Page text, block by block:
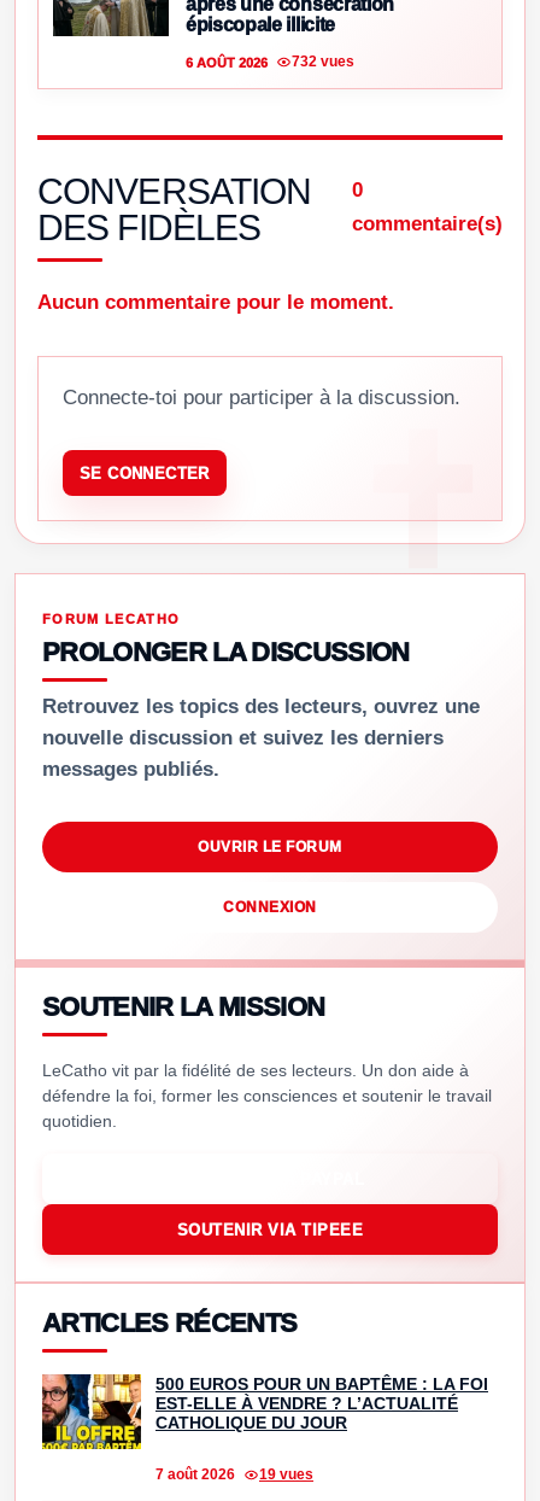
épiscopale illicite
6 AOÛT 2026 732 vues
CONVERSATION
DES FIDÈLES
0
commentaire(s)
Aucun commentaire pour le moment.
Connecte-toi pour participer à la discussion.
SE CONNECTER
FORUM LECATHO
PROLONGER LA DISCUSSION
Retrouvez les topics des lecteurs, ouvrez une
nouvelle discussion et suivez les derniers
messages publiés.
OUVRIR LE FORUM
CONNEXION
SOUTENIR LA MISSION
LeCatho vit par la fidélité de ses lecteurs. Un don aide à
défendre la foi, former les consciences et soutenir le travail
quotidien.
SOUTENIR VIA TIPEEE
ARTICLES RÉCENTS
500 EUROS POUR UN BAPTÊME : LA FOI
EST-ELLE À VENDRE ? L’ACTUALITÉ
CATHOLIQUE DU JOUR
7 août 2026 19 vues